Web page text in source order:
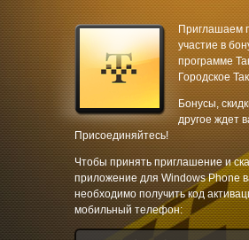
Приглашаем
участие в
программе
Городское
Бонусы,
другое ждет
Присоединяйтесь!
Чтобы принять приглашение и
приложение для Windows Phone
необходимо получить код
мобильный телефон: